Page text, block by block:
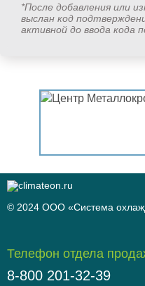
*После добавления или
выслан код
активной до ввода кода
© 2024 ООО «Система
Телефон отдела
8-800 201-32-39